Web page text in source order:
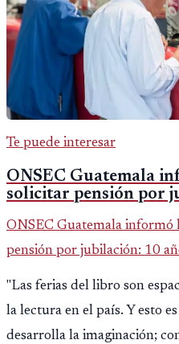
Te puede interesar
ONSEC Guatemala
solicitar pensión por
ONSEC Guatemala informó
pensión por jubilación: 10
Montepío y 50 años de
importar edad.
"Las ferias del libro son
la lectura en el país. Y esto
desarrolla la imaginación;